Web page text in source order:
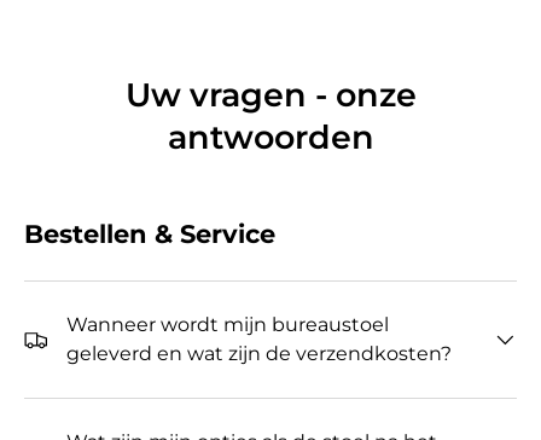
Uw vragen - onze
antwoorden
Bestellen & Service
Wanneer wordt mijn bureaustoel
geleverd en wat zijn de verzendkosten?